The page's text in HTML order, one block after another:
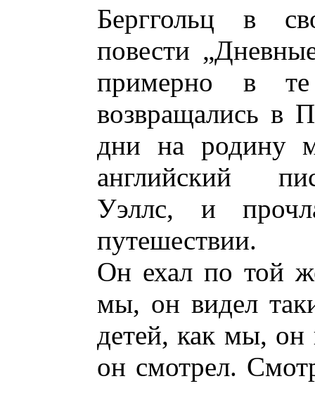
Берггольц в
повести
примерно в
возвращались в
дни на родину
английский
Уэллс, и
путешествии.
Он ехал по той
мы, он видел
детей, как мы,
он смотрел.